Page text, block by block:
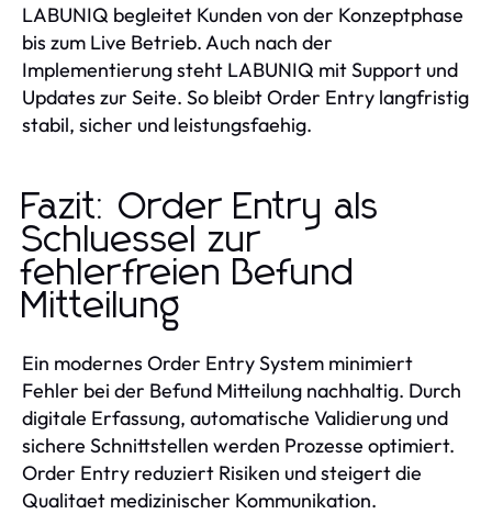
LABUNIQ begleitet Kunden von der Konzeptphase
bis zum Live Betrieb. Auch nach der
Implementierung steht LABUNIQ mit Support und
Updates zur Seite. So bleibt Order Entry langfristig
stabil, sicher und leistungsfaehig.
Fazit: Order Entry als
Schluessel zur
fehlerfreien Befund
Mitteilung
Ein modernes Order Entry System minimiert
Fehler bei der Befund Mitteilung nachhaltig. Durch
digitale Erfassung, automatische Validierung und
sichere Schnittstellen werden Prozesse optimiert.
Order Entry reduziert Risiken und steigert die
Qualitaet medizinischer Kommunikation.